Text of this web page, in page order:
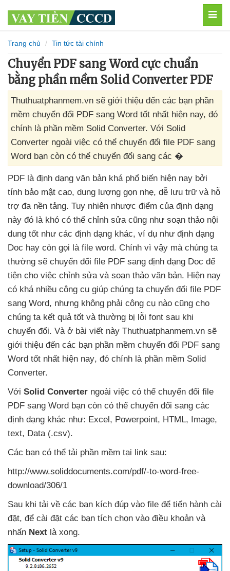
Trang chủ Tin tức tài chính
Chuyển PDF sang Word cực chuẩn
bằng phần mềm Solid Converter PDF
Thuthuatphanmem.vn sẽ giới thiệu đến các bạn phần
mềm chuyển đổi PDF sang Word tốt nhất hiện nay, đó
chính là phần mềm Solid Converter. Với Solid
Converter ngoài việc có thể chuyển đổi file PDF sang
Word bạn còn có thể chuyển đổi sang các �
PDF là định dạng văn bản khá phổ biến hiện nay bởi
tính bảo mật cao, dung lượng gọn nhẹ, dễ lưu trữ và hỗ
trợ đa nền tảng. Tuy nhiên nhược điểm của định dạng
này đó là khó có thể chỉnh sửa cũng như soạn thảo nội
dung tốt như các định dạng khác, ví dụ như định dạng
Doc hay còn gọi là file word. Chính vì vậy mà chúng ta
thường sẽ chuyển đổi file PDF sang định dạng Doc để
tiện cho việc chỉnh sửa và soạn thảo văn bản. Hiện nay
có khá nhiều công cụ giúp chúng ta chuyển đổi file PDF
sang Word, nhưng không phải công cụ nào cũng cho
chúng ta kết quả tốt và thường bị lỗi font sau khi
chuyển đổi. Và ở bài viết này Thuthuatphanmem.vn sẽ
giới thiệu đến các bạn phần mềm chuyển đổi PDF sang
Word tốt nhất hiện nay, đó chính là phần mềm Solid
Converter.
Với Solid Converter ngoài việc có thể chuyển đổi file
PDF sang Word bạn còn có thể chuyển đổi sang các
định dạng khác như: Excel, Powerpoint, HTML, Image,
text, Data (.csv).
Các bạn có thể tải phần mềm tại link sau:
http://www.soliddocuments.com/pdf/-to-word-free-
download/306/1
Sau khi tải về các bạn kích đúp vào file để tiến hành cài
đặt, để cài đặt các bạn tích chọn vào điều khoản và
nhấn Next là xong.